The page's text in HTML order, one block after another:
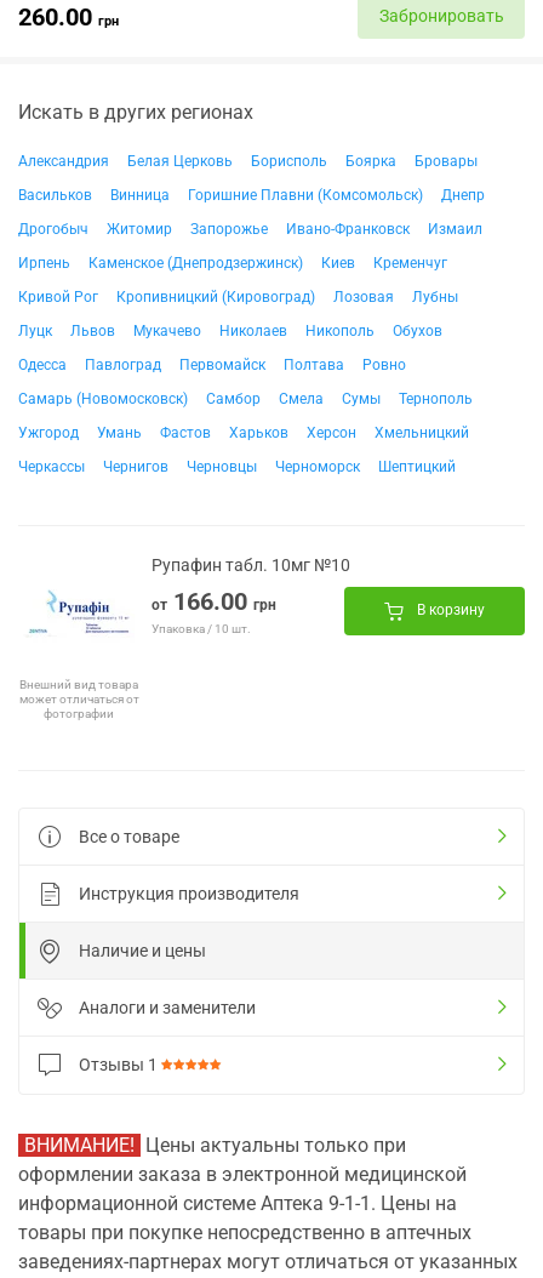
260.00 грн Забронировать
Искать в других регионах
Александрия Белая Церковь Борисполь Боярка
Бровары
Васильков
Винница Горишние Плавни (Комсомольск)
Днепр
Дрогобыч
Житомир Запорожье Ивано-Франковск
Измаил
Ирпень
Каменское (Днепродзержинск) Киев
Кременчуг
Кривой Рог
Кропивницкий (Кировоград) Лозовая
Лубны
Луцк
Львов Мукачево Николаев Никополь
Обухов
Одесса
Павлоград Первомайск Полтава
Ровно
Самарь (Новомосковск)
Самбор Смела Сумы
Тернополь
Ужгород
Умань Фастов Харьков Херсон
Хмельницкий
Черкассы
Чернигов Черновцы Черноморск Шептицкий
Внешний вид товара
может отличаться от
фотографии
Рупафин табл. 10мг №10
от 166.00 грн
Упаковка / 10 шт.
В корзину
Все о товаре
Инструкция производителя
Наличие и цены
Аналоги и заменители
Отзывы 1
ВНИМАНИЕ! Цены актуальны только при
оформлении заказа в электронной медицинской
информационной системе Аптека 9-1-1. Цены на
товары при покупке непосредственно в аптечных
заведениях-партнерах могут отличаться от указанных